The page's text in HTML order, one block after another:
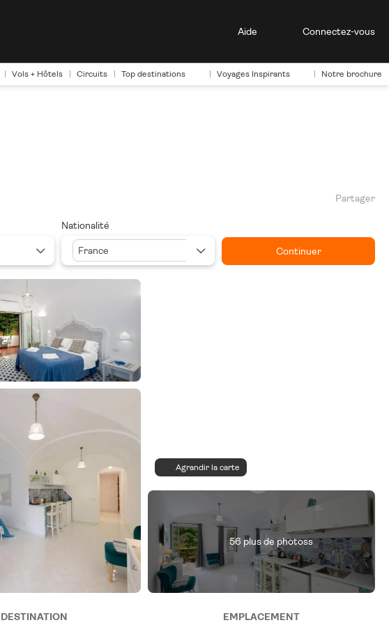
Aide Connectez-vous
Vols + Hôtels Circuits Top destinations Voyages Inspirants Notre brochure
Partager
Nationalité
Continuer
Agrandir la carte
56 plus de photoss
DESTINATION EMPLACEMENT